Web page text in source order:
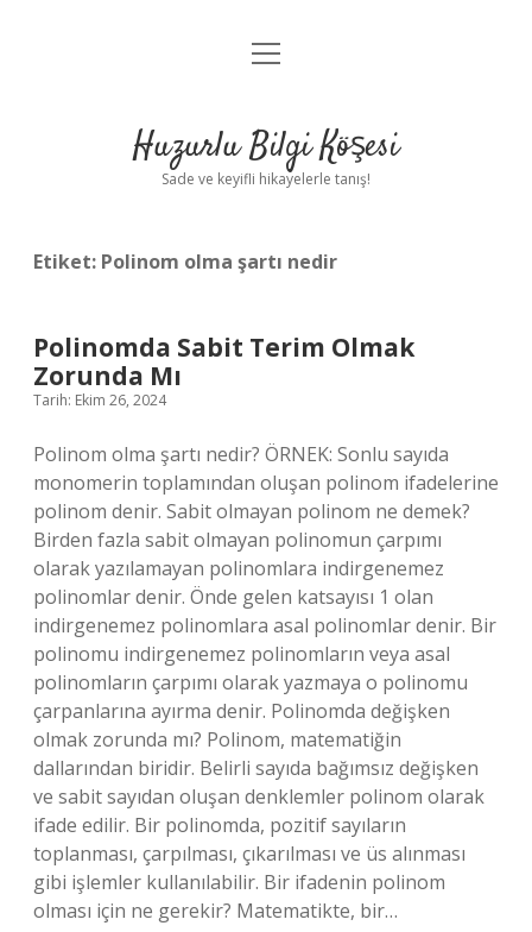
Anasayfa
Yasal Uyarı
menüyü
Huzurlu Bilgi Köşesi
Sade ve keyifli hikayelerle tanış!
Etiket: Polinom olma şartı nedir
Polinomda Sabit Terim Olmak
Zorunda Mı
Tarih: Ekim 26, 2024
Polinom olma şartı nedir? ÖRNEK: Sonlu sayıda
monomerin toplamından oluşan polinom ifadelerine
polinom denir. Sabit olmayan polinom ne demek?
Birden fazla sabit olmayan polinomun çarpımı
olarak yazılamayan polinomlara indirgenemez
polinomlar denir. Önde gelen katsayısı 1 olan
indirgenemez polinomlara asal polinomlar denir. Bir
polinomu indirgenemez polinomların veya asal
polinomların çarpımı olarak yazmaya o polinomu
çarpanlarına ayırma denir. Polinomda değişken
olmak zorunda mı? Polinom, matematiğin
dallarından biridir. Belirli sayıda bağımsız değişken
ve sabit sayıdan oluşan denklemler polinom olarak
ifade edilir. Bir polinomda, pozitif sayıların
toplanması, çarpılması, çıkarılması ve üs alınması
gibi işlemler kullanılabilir. Bir ifadenin polinom
olması için ne gerekir? Matematikte, bir…